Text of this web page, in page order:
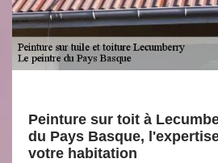
Peinture sur toit à
du Pays Basque,
votre habitation